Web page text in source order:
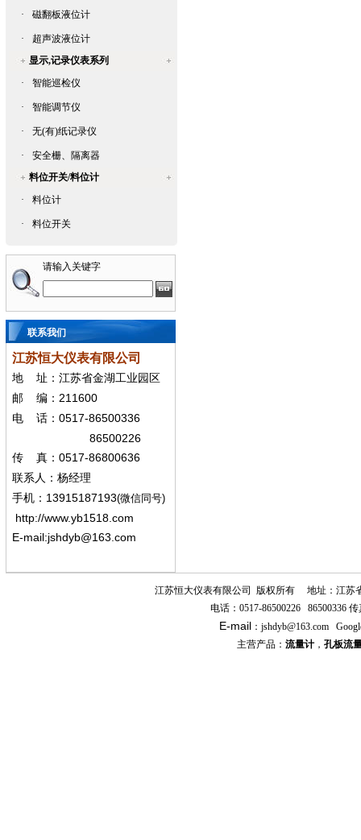
· 磁翻板液位计
·
超声波液位计
显示,记录仪表系列
·
智能巡检仪
· 智能调节仪
· 无(有)纸记录仪
·
安全栅、隔离器
料位开关/料位计
·
料位计
· 料位开关
请输入关键字
联系我们
江苏恒大仪表有限公司
地
址：江苏省金湖工业园区
邮
编： 211600
电 话： 0517-86500336
86500226
传 真： 0517-86800636
联系人：杨经理
手机 ： 13915187193(微信同号)
http://www.yb1518.com
E-mail:jshdyb@163.com
江苏恒大仪表有限公司 版权所有
地址：江苏
电话： 0517-86500226 86500336 传
E-mail ： jshdyb@163.com
主营产品： 流量计， 孔板流